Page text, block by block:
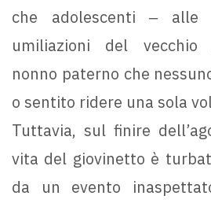
che adolescenti ‒ alle
umiliazioni del vecchio
nonno paterno che
o sentito ridere una sola
Tuttavia, sul finire
vita del giovinetto è
da un evento